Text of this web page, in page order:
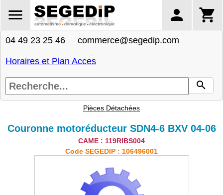
04 49 23 25 46 commerce@segedip.com
Horaires et Plan Acces
Pièces Détachées
Couronne motoréducteur SDN4-6 BXV 04-06
CAME : 119RIBS004
Code SEGEDIP : 106496001